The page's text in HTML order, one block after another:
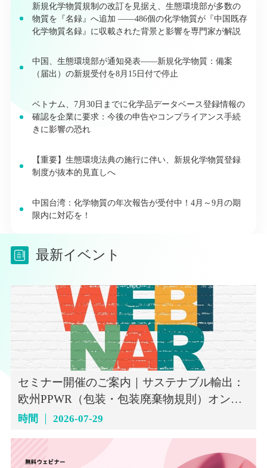
新規化学物質規制の改訂を見据え、生態環境部が多数の
物質を『名録』へ追加 ——486個の化学物質が『中国既存
化学物質名録』に収載された背景と影響を専門家が解説
中国、生態環境部が通知発表――新規化学物質：備案
（届出）の新規受付を8月15日付で停止
ベトナム、7月30日までに化学品データベース登録情報の
確認を企業に要求：今後の申告やコンプライアンス手続
きに影響の恐れ
【重要】生態環境法典の施行に伴い、新規化学物質登録
制度が抜本的見直しへ
中国台湾：化学物質の年次報告が受付中！4月～9月の期
限内に対応を！
最新イベント
セミナー開催のご案内｜サステナブル輸出：
欧州PPWR（包装・包装廃棄物規則）オンラ
インセミナー（7月29日）
時間 2026-07-29